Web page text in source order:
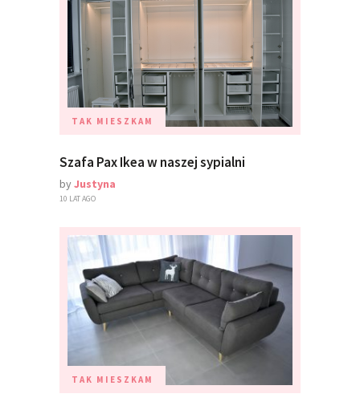
TAK MIESZKAM
Szafa Pax Ikea w naszej sypialni
byJustyna
10 LAT AGO
TAK MIESZKAM